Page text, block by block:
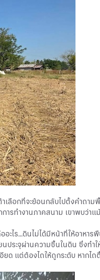
อกที่จะย้อนกลับไปตั้งคำถาม
รทำงานภาคสนาม เขาพบว่
ะไร...ดินไม่ได้มีหน้าที่ให้อาห
ประจุผ่านความชื้นในดิน ซึ่งท
ด แต่ต้องไถให้ถูกระดับ หาก